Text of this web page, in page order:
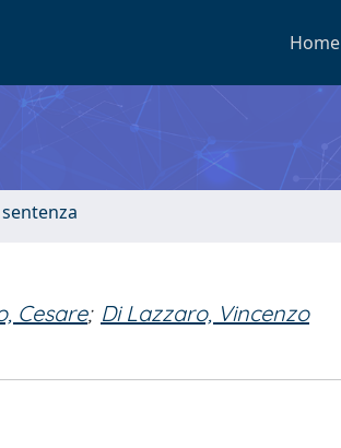
Home
Cesare; Di Lazzaro, Vincenzo